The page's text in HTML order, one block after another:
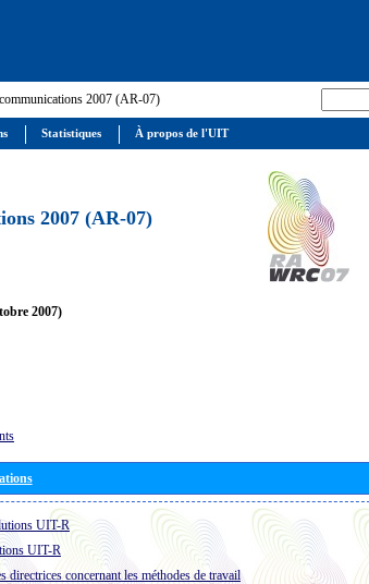
2007 (AR-07)
2007 (AR-07)
2007)
UIT-R
UIT-R
directrices concernant les méthodes de travail
Statistiques À propos de l'UIT